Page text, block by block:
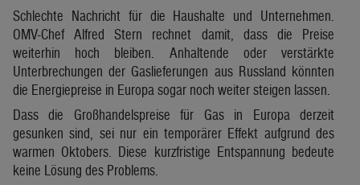
Schlechte Nachricht für die Haushalte und Unternehmen.
OMV-Chef Alfred Stern rechnet damit, dass die Preise
weiterhin hoch bleiben. Anhaltende oder verstärkte
Unterbrechungen der Gaslieferungen aus Russland könnten
die Energiepreise in Europa sogar noch weiter steigen lassen.
Dass die Großhandelspreise für Gas in Europa derzeit
gesunken sind, sei nur ein temporärer Effekt aufgrund des
warmen Oktobers. Diese kurzfristige Entspannung bedeute
keine Lösung des Problems.